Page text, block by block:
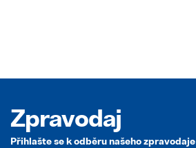
Zpravodaj
Přihlašte se k odběru našeho zpravodaje